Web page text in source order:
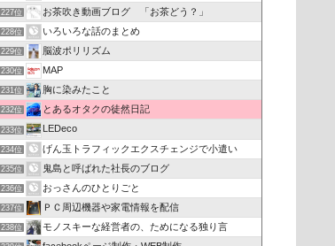
227位 お茶吹き動画ブログ 「お茶どう？」
228位 いろいろな話のまとめ
229位 脳波ポリリズム
230位 MAP
231位 胸に染みたこと
232位 とあるオタクの徒然日記
233位 LEDeco
234位 げん玉トラフィックエクスチェンジで小遣い
235位 鬼島と呼ばれた社長のブログ
236位 おっさんのひとりごと
237位 ＰＣ周辺機器や家電情報を配信
238位 モノスキーな経営者の、ためになる独り言